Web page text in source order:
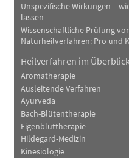
Unspezifische Wirkungen –
lassen
Wissenschaftliche Prüfung
Naturheilverfahren: Pro und
Heilverfahren im
Aromatherapie
Ausleitende Verfahren
Ayurveda
Bach-Blütentherapie
Eigenbluttherapie
Hildegard-Medizin
Kinesiologie